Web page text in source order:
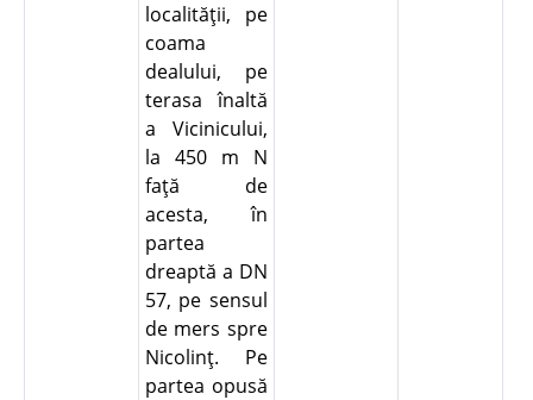
localităţii, pe
coama
dealului, pe
terasa înaltă
a Vicinicului,
la 450 m N
faţă de
acesta, în
partea
dreaptă a DN
57, pe sensul
de mers spre
Nicolinţ. Pe
partea opusă